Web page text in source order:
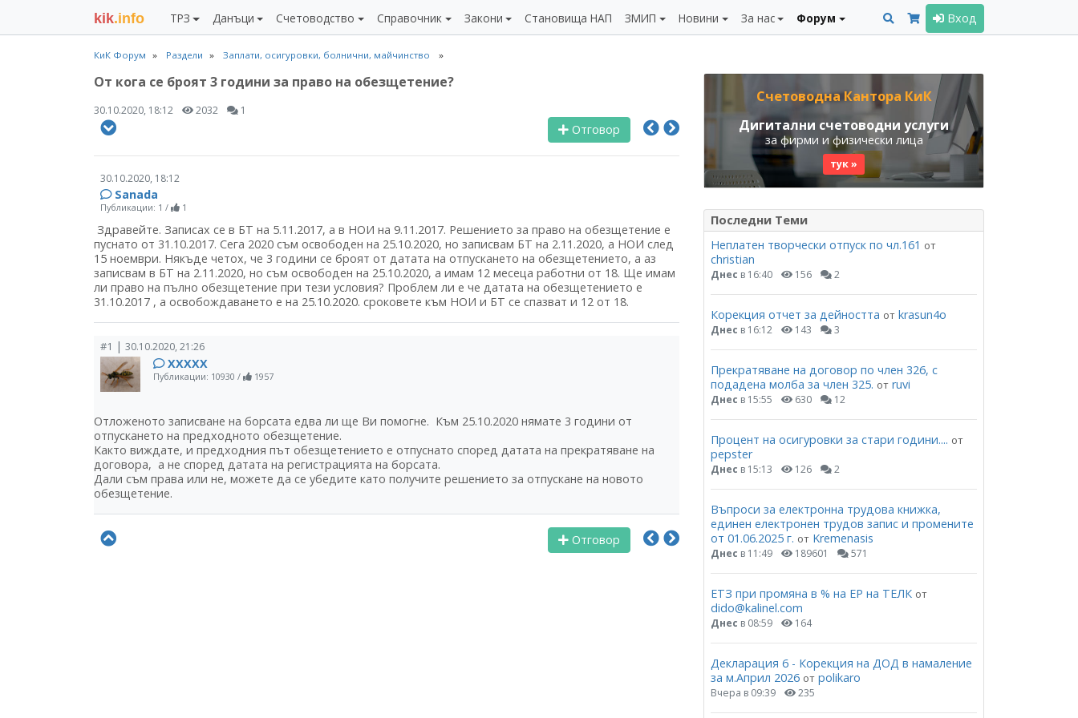
kik.info ТРЗ Данъци Счетоводство Справочник Закони Становища НАП ЗМИП Новини За нас Форум Вход
КиК Форум Раздели Заплати, осигуровки, болнични, майчинство
От кога се броят 3 години за право на обезщетение?
30.10.2020, 18:12 2032 1
Отговор
30.10.2020, 18:12
Sanada
Публикации: 1 / 1
Здравейте. Записах се в БТ на 5.11.2017, а в НОИ на 9.11.2017. Решението за право на обезщетение е
пуснато от 31.10.2017. Сега 2020 съм освободен на 25.10.2020, но записвам БТ на 2.11.2020, а НОИ след
15 ноември. Някъде четох, че 3 години се броят от датата на отпускането на обезщетението, а аз
записвам в БТ на 2.11.2020, но съм освободен на 25.10.2020, а имам 12 месеца работни от 18. Ще имам
ли право на пълно обезщетение при тези условия? Проблем ли е че датата на обезщетението е
31.10.2017 , а освобождаването е на 25.10.2020. сроковете към НОИ и БТ се спазват и 12 от 18.
#1 | 30.10.2020, 21:26
ХХХХХ
Публикации: 10930 / 1957
Отложеното записване на борсата едва ли ще Ви помогне. Към 25.10.2020 нямате 3 години от
отпускането на предходното обезщетение.
Както виждате, и предходния път обезщетението е отпуснато според датата на прекратяване на
договора, а не според датата на регистрацията на борсата.
Дали съм права или не, можете да се убедите като получите решението за отпускане на новото
обезщетение.
Отговор
Счетоводна Кантора КиК
Дигитални счетоводни услуги
за фирми и физически лица
тук »
Последни Теми
Неплатен творчески отпуск по чл.161 от
christian
Днес в 16:40 156 2
Корекция отчет за дейността от krasun4o
Днес в 16:12 143 3
Прекратяване на договор по член 326, с
подадена молба за член 325. от ruvi
Днес в 15:55 630 12
Процент на осигуровки за стари години.... от
pepster
Днес в 15:13 126 2
Въпроси за електронна трудова книжка,
единен електронен трудов запис и промените
от 01.06.2025 г. от Kremenasis
Днес в 11:49 189601 571
ЕТЗ при промяна в % на ЕР на ТЕЛК от
dido@kalinel.com
Днес в 08:59 164
Декларация 6 - Корекция на ДОД в намаление
за м.Април 2026 от polikaro
Вчера в 09:39 235